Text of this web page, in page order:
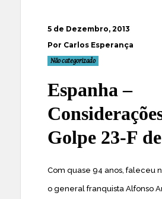
5 de Dezembro, 2013
Por Carlos Esperança
Não categorizado
Espanha –
Golpe 23-F
Com quase 94 anos, faleceu
o general franquista Alfonso